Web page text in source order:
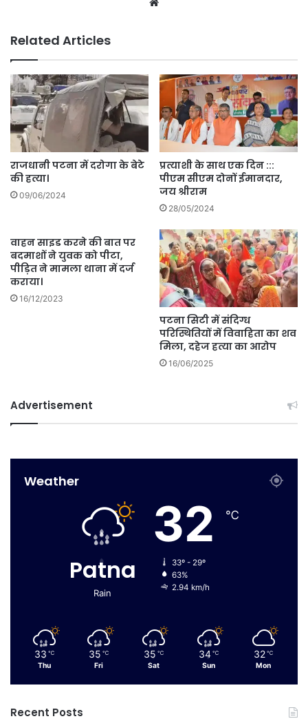
Related Articles
राजधानी पटना में दरोगा के बेटे
की हत्या।
09/06/2024
प्रत्याशी के साथ एक दिन :::
पीएम सीएम दोनों ईमानदार,
जय श्रीराम
28/05/2024
वाहन साइड करने की बात पर
बदमाशों ने युवक को पीटा,
पीड़ित ने मामला थाना में दर्ज
कराया।
16/12/2023
पटना सिटी में संदिग्ध
परिस्थितियों में विवाहिता का शव
मिला, दहेज हत्या का आरोप
16/06/2025
Advertisement
Weather
Patna
Rain
32 ℃
33º - 29º
63%
2.94 km/h
33 ℃
Thu
35 ℃
Fri
35 ℃
Sat
34 ℃
Sun
32 ℃
Mon
Recent Posts